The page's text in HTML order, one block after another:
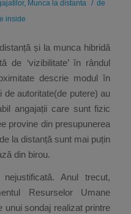
, Munca la distanta / de
inside
și la munca hibridă
de ‘vizibilitate’ în rândul
descrie modul în
autoritate(de putere) au
angajații care sunt fizic
provine din presupunerea
la distanță sunt mai puțin
din birou.
Anul trecut,
Resurselor Umane
unui sondaj realizat printre